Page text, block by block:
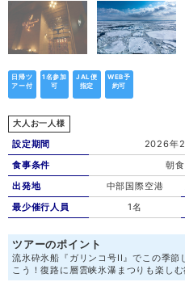
日帰ツ
アー付
1名参加
可
JAL便
指定
WEB予
約可
大人お一人様
設定期間
2026年
食事条件
朝
出発地
中部国際空港
最少催行人員
1名
ツアーのポイント
流氷砕氷船『ガリンコ号II』でこの季
こう！復路に層雲峡氷瀑まつりも楽し